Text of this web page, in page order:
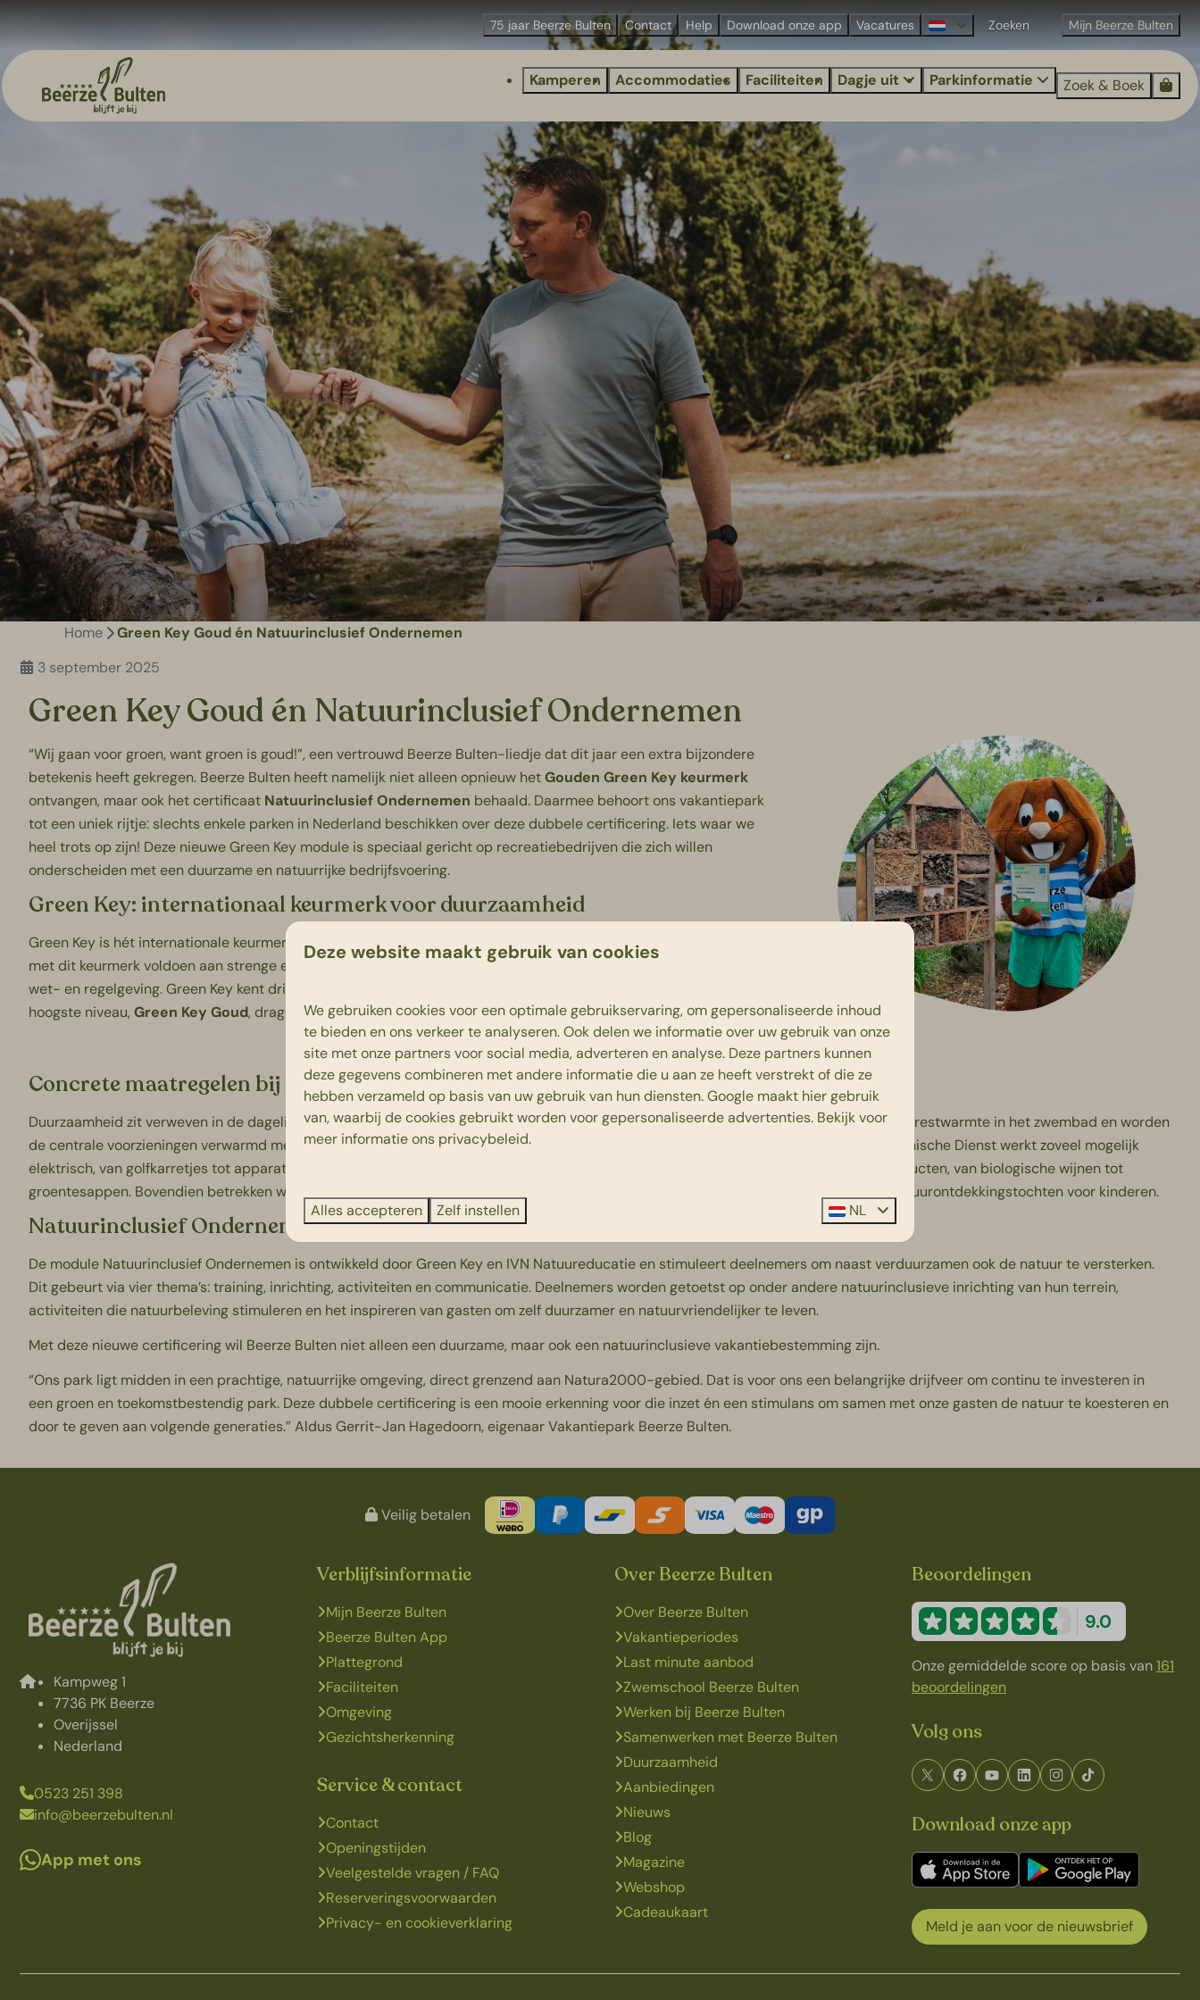
75 jaar Beerze Bulten Contact Help Download onze app Vacatures Mijn Beerze Bulten
Kamperen Accommodaties Faciliteiten Dagje uit Parkinformatie Zoek & Boek
Home
Green Key Goud én Natuurinclusief Ondernemen
3 september 2025
Green Key Goud én Natuurinclusief Ondernemen
“Wij gaan voor groen, want groen is goud!”, een vertrouwd Beerze Bulten-liedje dat dit jaar een extra bijzondere
betekenis heeft gekregen. Beerze Bulten heeft namelijk niet alleen opnieuw hetGouden Green Key keurmerk
ontvangen, maar ook het certificaat Natuurinclusief Ondernemen behaald. Daarmee behoort ons vakantiepark
tot een uniek rijtje: slechts enkele parken in Nederland beschikken over deze dubbele certificering. Iets waar we
heel trots op zijn! Deze nieuwe Green Key module is speciaal gericht op recreatiebedrijven die zich willen
onderscheiden met een duurzame en natuurrijke bedrijfsvoering.
Green Key: internationaal keurmerk voor duurzaamheid
Green Key is hét internationale keurmerk voor duurzame bedrijven in de recreatie- en vrijetijdsbranche. Bedrijven
met dit keurmerk voldoen aan strenge eisen binnen twaalf duurzaamheidsthema’s en gaan verder dan de geldende
wet- en regelgeving. Green Key kent drie niveaus: Brons, Zilver en Goud. Beerze Bulten mag ook dit jaar weer het
hoogste niveau,Green Key Goud, dragen.
Concrete maatregelen bij Beerze Bulten
Duurzaamheid zit verweven in de dagelijkse praktijk op ons park. Zo maken wij gebruik van waterbesparende douches, hergebruiken we restwarmte in het zwembad en worden
de centrale voorzieningen verwarmd met een houtsnipperkachel. Deze snippers zijn afkomstig van ons eigen bosbeheer. Ook onze Technische Dienst werkt zoveel mogelijk
elektrisch, van golfkarretjes tot apparatuur. En in onze restaurants kiezen we voor samenwerking met lokale partners en duurzame producten, van biologische wijnen tot
groentesappen. Bovendien betrekken we onze gasten actief bij natuur en duurzaamheid, bijvoorbeeld via insectenhotels bouwen en natuurontdekkingstochten voor kinderen.
Natuurinclusief Ondernemen: een stap verder
De module Natuurinclusief Ondernemen is ontwikkeld door Green Key en IVN Natuureducatie en stimuleert deelnemers om naast verduurzamen ook de natuur te versterken.
Dit gebeurt via vier thema’s: training, inrichting, activiteiten en communicatie. Deelnemers worden getoetst op onder andere natuurinclusieve inrichting van hun terrein,
activiteiten die natuurbeleving stimuleren en het inspireren van gasten om zelf duurzamer en natuurvriendelijker te leven.
Met deze nieuwe certificering wil Beerze Bulten niet alleen een duurzame, maar ook een natuurinclusieve vakantiebestemming zijn.
“Ons park ligt midden in een prachtige, natuurrijke omgeving, direct grenzend aan Natura2000-gebied. Dat is voor ons een belangrijke drijfveer om continu te investeren in
een groen en toekomstbestendig park. Deze dubbele certificering is een mooie erkenning voor die inzet én een stimulans om samen met onze gasten de natuur te koesteren en
door te geven aan volgende generaties.” Aldus Gerrit-Jan Hagedoorn, eigenaar Vakantiepark Beerze Bulten.
Veilig betalen
Kampweg 1
7736 PK Beerze
Overijssel
Nederland
0523 251 398
info@beerzebulten.nl
App met ons
Verblijfsinformatie
Mijn Beerze Bulten
Beerze Bulten App
Plattegrond
Faciliteiten
Omgeving
Gezichtsherkenning
Service & contact
Contact
Openingstijden
Veelgestelde vragen / FAQ
Reserveringsvoorwaarden
Privacy- en cookieverklaring
Over Beerze Bulten
Over Beerze Bulten
Vakantieperiodes
Last minute aanbod
Zwemschool Beerze Bulten
Werken bij Beerze Bulten
Samenwerken met Beerze Bulten
Duurzaamheid
Aanbiedingen
Nieuws
Blog
Magazine
Webshop
Cadeaukaart
Beoordelingen
9.0
Onze gemiddelde score op basis van161
beoordelingen
Volg ons
Download onze app
Meld je aan voor de nieuwsbrief
Deze website maakt gebruik van cookies
We gebruiken cookies voor een optimale gebruikservaring, om gepersonaliseerde inhoud
te bieden en ons verkeer te analyseren. Ook delen we informatie over uw gebruik van onze
site met onze partners voor social media, adverteren en analyse. Deze partners kunnen
deze gegevens combineren met andere informatie die u aan ze heeft verstrekt of die ze
hebben verzameld op basis van uw gebruik van hun diensten.Google maakt hier gebruik
van, waarbij de cookies gebruikt worden voor gepersonaliseerde advertenties. Bekijk voor
meer informatie ons privacybeleid.
Alles accepteren Zelf instellen NL